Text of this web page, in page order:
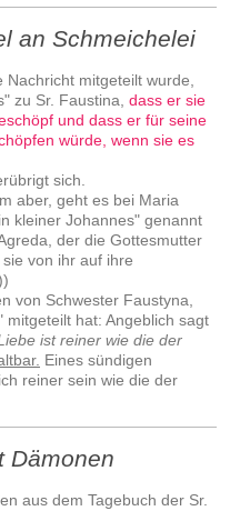
an Schmeichelei
mitgeteilt wurde,
zu Sr. Faustina, dass er sie
und dass er für seine
würde, wenn sie es
sich.
aber, geht es bei Maria
kleiner Johannes" genannt
der die Gottesmutter
von ihr auf ihre
von Schwester Faustyna,
hat: Angeblich sagt
ist reiner wie die der
Eines sündigen
reiner sein wie die der
Dämonen
aus dem Tagebuch der Sr.